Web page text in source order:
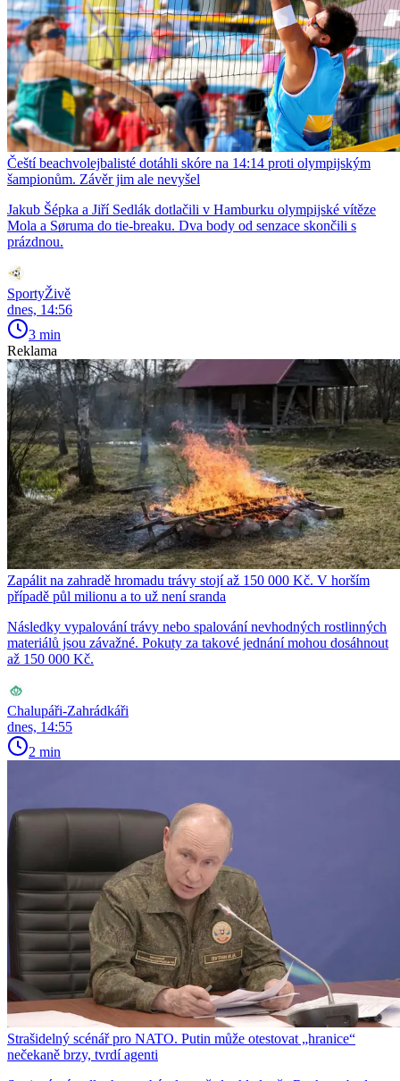
Čeští beachvolejbalisté dotáhli skóre na 14:14 proti olympijským
šampionům. Závěr jim ale nevyšel
Jakub Šépka a Jiří Sedlák dotlačili v Hamburku olympijské vítěze
Mola a Søruma do tie-breaku. Dva body od senzace skončili s
prázdnou.
SportyŽivě
dnes, 14:56
3 min
Reklama
Zapálit na zahradě hromadu trávy stojí až 150 000 Kč. V horším
případě půl milionu a to už není sranda
Následky vypalování trávy nebo spalování nevhodných rostlinných
materiálů jsou závažné. Pokuty za takové jednání mohou dosáhnout
až 150 000 Kč.
Chalupáři-Zahrádkáři
dnes, 14:55
2 min
Strašidelný scénář pro NATO. Putin může otestovat „hranice“
nečekaně brzy, tvrdí agenti